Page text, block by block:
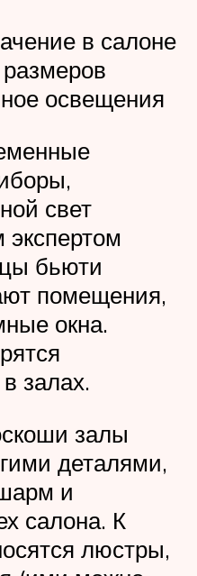
в салоне
освещения
свет
бьюти
помещения,
окна.
залах.
залы
деталями,
и
салона. К
люстры,